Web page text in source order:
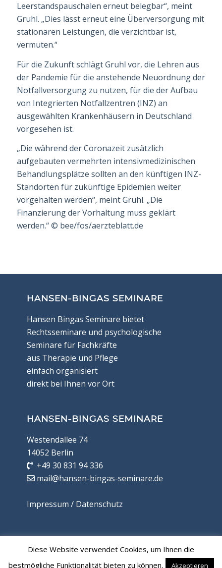
Leerstandspauschalen erneut belegbar“, meint
Gruhl. „Dies lässt erneut eine Überversorgung mit
stationären Leistungen, die verzichtbar ist,
vermuten.“
Für die Zukunft schlägt Gruhl vor, die Lehren aus
der Pandemie für die anstehende Neu­ordnung der
Notfallversorgung zu nutzen, für die der Aufbau
von Integrierten Notfall­zent­ren (INZ) an
ausgewählten Krankenhäusern in Deutschland
vorgesehen ist.
„Die während der Coronazeit zusätzlich
aufgebauten vermehrten intensivmedizinischen
Behandlungsplätze sollten an den künftigen INZ-
Standorten für zukünftige Epidemien weiter
vorgehalten werden“, meint Gruhl. „Die
Finanzierung der Vorhaltung muss geklärt
werden.“© bee/fos/aerzteblatt.de
HANSEN-BINGAS SEMINARE
Hansen Bingas Seminare bietet
Rechtsseminare und psychologische
Seminare für Fachkräfte
aus Therapie und Pflege
einfach organisiert
direkt bei Ihnen vor Ort
HANSEN-BINGAS SEMINARE
Westendallee 74
14052 Berlin
+49 30 831 94 336
mail@hansen-bingas-seminare.de
Impressum / Datenschutz
PARTNERLINKS
Databau
Diese Website verwendet Cookies, um Ihnen die
bestmögliche Funktionalität bieten zu können.
Akzeptieren